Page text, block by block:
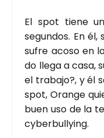
El spot tie­ne
segun­dos. En
sufre aco­so en
do lle­ga a casa,
el tra­ba­jo?, y él
spot, Oran­ge
buen uso de la
cyber­bull­ying.